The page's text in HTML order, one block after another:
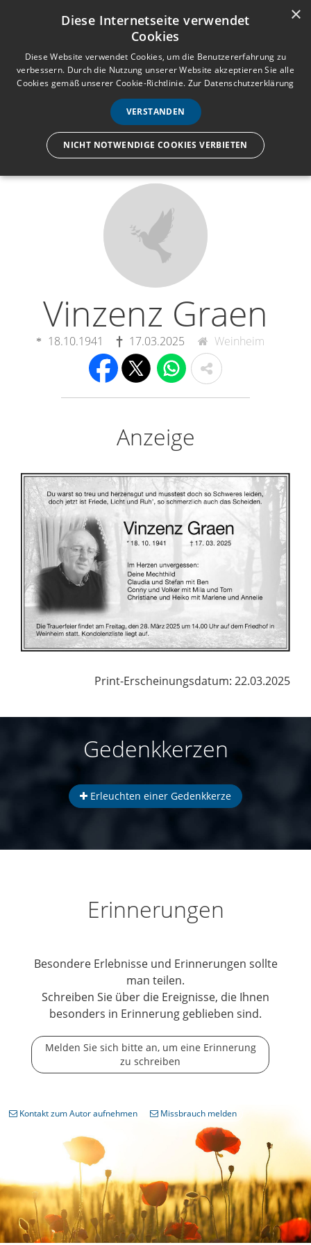
Anmelden Registrieren
e
n
ü
Wir lassen nur die Hand los,
Vinzenz Graen
18.10.1941 17.03.2025 Weinheim
Anzeige
Print-Erscheinungsdatum: 22.03.2025
Gedenkkerzen
Erleuchten einer Gedenkkerze
Erinnerungen
Besondere Erlebnisse und Erinnerungen sollte
man teilen.
Schreiben Sie über die Ereignisse, die Ihnen
besonders in Erinnerung geblieben sind.
Melden Sie sich bitte an, um eine Erinnerung
zu schreiben
Kontakt zum Autor aufnehmen Missbrauch melden
×
Diese Internetseite verwendet
Cookies
Diese Website verwendet Cookies, um die Benutzererfahrung zu
verbessern. Durch die Nutzung unserer Website akzeptieren Sie alle
Cookies gemäß unserer Cookie-Richtlinie. Zur Datenschutzerklärung
VERSTANDEN
NICHT NOTWENDIGE COOKIES VERBIETEN